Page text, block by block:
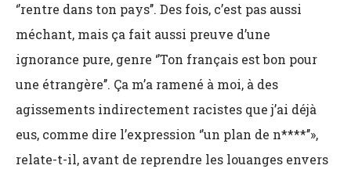
‘’rentre dans ton pays’’. Des fois, c’est pas aussi
méchant, mais ça fait aussi preuve d’une
ignorance pure, genre ‘’Ton français est bon pour
une étrangère’’. Ça m’a ramené à moi, à des
agissements indirectement racistes que j’ai déjà
eus, comme dire l’expression ‘’un plan de n****’’»,
relate-t-il, avant de reprendre les louanges envers